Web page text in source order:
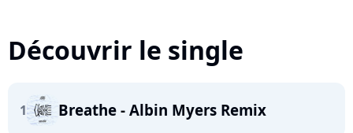
Découvrir le single
1 Breathe - Albin Myers Remix